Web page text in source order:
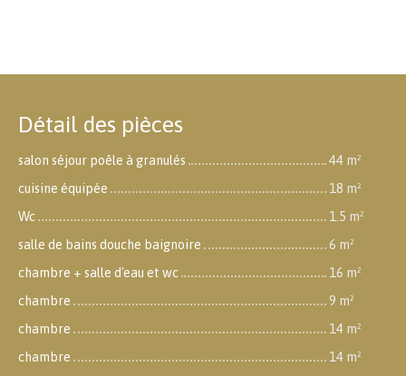
Détail des pièces
salon séjour poêle à granulés
44 m²
cuisine équipée
18 m²
Wc
1.5 m²
salle de bains douche baignoire
6 m²
chambre + salle d'eau et wc
16 m²
chambre
9 m²
chambre
14 m²
chambre
14 m²